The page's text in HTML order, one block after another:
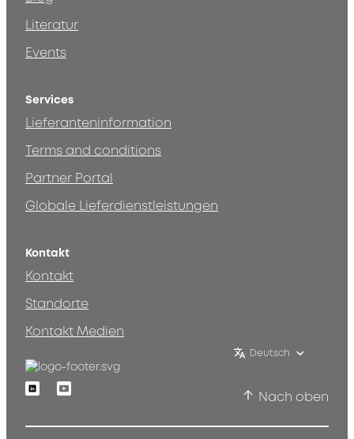
Literatur
Events
Services
Lieferanteninformation
Terms and conditions
Partner Portal
Globale Lieferdienstleistungen
Kontakt
Kontakt
Standorte
Kontakt Medien
Deutsch
LinkedinYoutube
Nach oben